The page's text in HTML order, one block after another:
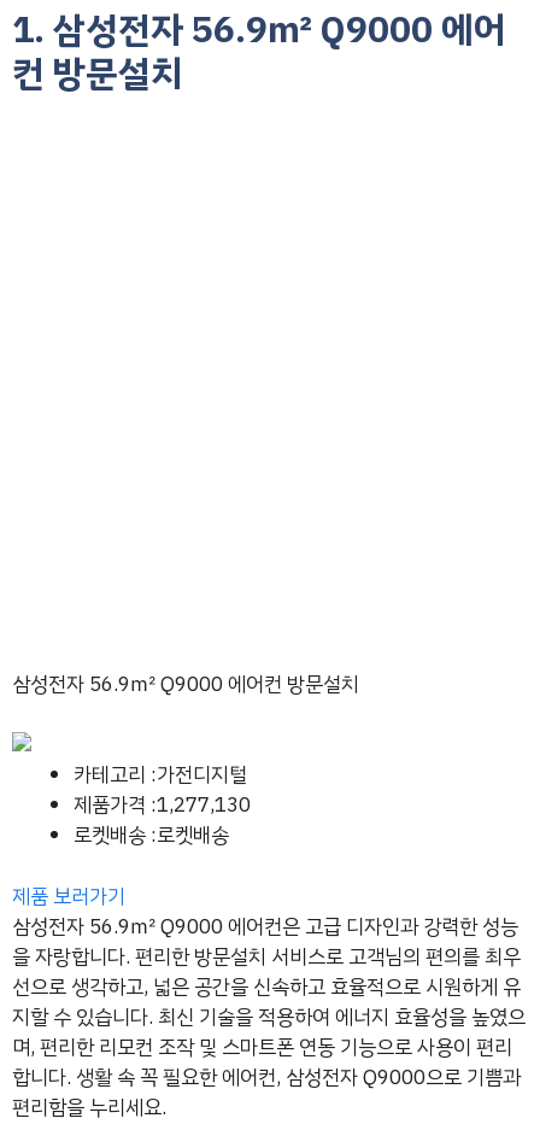
1. 삼성전자 56.9㎡ Q9000 에어
컨 방문설치
삼성전자 56.9㎡ Q9000 에어컨 방문설치
카테고리 :가전디지털
제품가격 :1,277,130
로켓배송 :로켓배송
제품 보러가기
삼성전자 56.9㎡ Q9000 에어컨은 고급 디자인과 강력한 성능
을 자랑합니다. 편리한 방문설치 서비스로 고객님의 편의를 최우
선으로 생각하고, 넓은 공간을 신속하고 효율적으로 시원하게 유
지할 수 있습니다. 최신 기술을 적용하여 에너지 효율성을 높였으
며, 편리한 리모컨 조작 및 스마트폰 연동 기능으로 사용이 편리
합니다. 생활 속 꼭 필요한 에어컨, 삼성전자 Q9000으로 기쁨과
편리함을 누리세요.